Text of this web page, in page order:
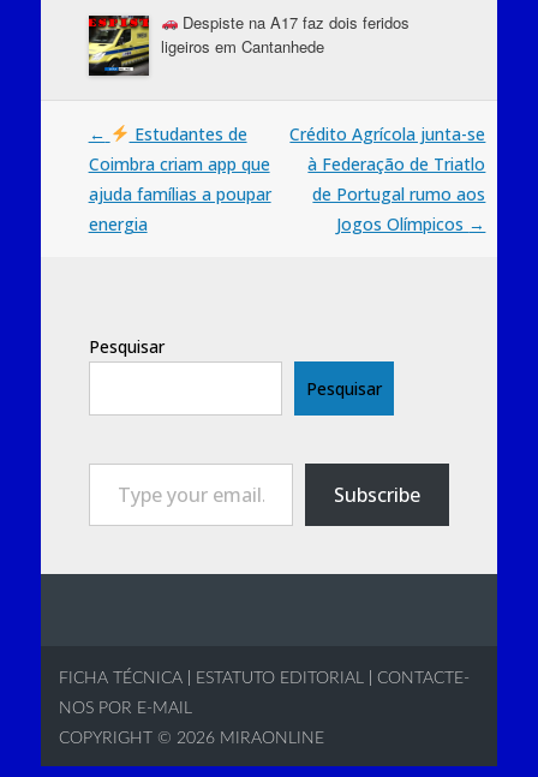
Despiste na A17 faz dois feridos
ligeiros em Cantanhede
Post
navigation
←
Estudantes de
Coimbra criam app que
ajuda famílias a poupar
energia
Crédito Agrícola junta-se
à Federação de Triatlo
de Portugal rumo aos
Jogos Olímpicos →
Pesquisar
Pesquisar
Type your email…
Subscribe
FICHA TÉCNICA| ESTATUTO EDITORIAL| CONTACTE-
NOS POR E-MAIL
COPYRIGHT © 2026MIRAONLINE